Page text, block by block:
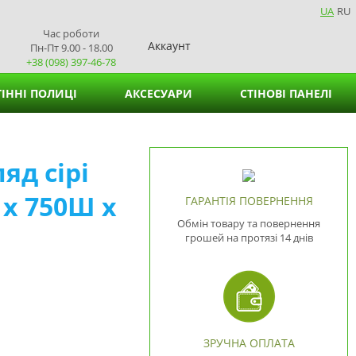
UA RU
Час роботи
Пн-Пт 9.00 - 18.00
+38 (098) 397-46-78
Аккаунт
ПОЛИЦІ АКСЕСУАРИ
Підставки для серветок
СТІНОВІ ПАНЕЛІ
сірі
750Ш х
ГАРАНТІЯ ПОВЕРНЕННЯ
Обмін товару та повернення
грошей на протязі 14 днів
ЗРУЧНА ОПЛАТА